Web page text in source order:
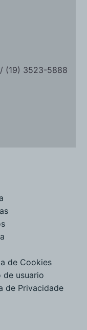
(19) 3523-5888
de Cookies
de usuario
de Privacidade